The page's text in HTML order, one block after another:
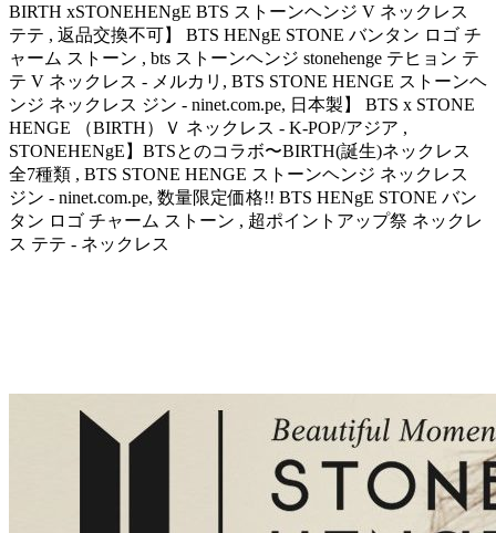
BIRTH xSTONEHENgE BTS ストーンヘンジ V ネックレス
テテ , 返品交換不可】 BTS HENgE STONE バンタン ロゴ チ
ャーム ストーン , bts ストーンヘンジ stonehenge テヒョン テ
テ V ネックレス - メルカリ, BTS STONE HENGE ストーンヘ
ンジ ネックレス ジン - ninet.com.pe, 日本製】 BTS x STONE
HENGE （BIRTH）Ｖ ネックレス - K-POP/アジア ,
STONEHENgE】BTSとのコラボ〜BIRTH(誕生)ネックレス
全7種類 , BTS STONE HENGE ストーンヘンジ ネックレス
ジン - ninet.com.pe, 数量限定価格!! BTS HENgE STONE バン
タン ロゴ チャーム ストーン , 超ポイントアップ祭 ネックレ
ス テテ - ネックレス